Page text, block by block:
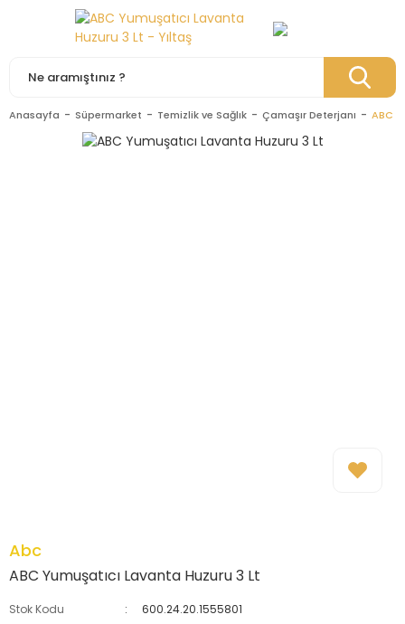
Anasayfa Süpermarket Temizlik ve Sağlık Çamaşır Deterjanı ABC
Abc
ABC Yumuşatıcı Lavanta Huzuru 3 Lt
Stok Kodu 600.24.20.1555801